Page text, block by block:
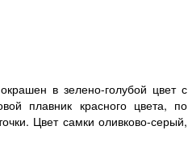
в зелено-голубой цвет с
плавник красного цвета, по
Цвет самки оливково-серый,